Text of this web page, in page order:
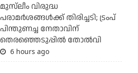
മുസ്‌ലീം വിരുദ്ധ
പരാമര്‍ശങ്ങള്‍ക്ക് തിരിച്ചടി; ട്രംപ്
പിന്തുണച്ച നേതാവിന്
തെരഞ്ഞെടുപ്പില്‍ തോല്‍വി
6 hours ago